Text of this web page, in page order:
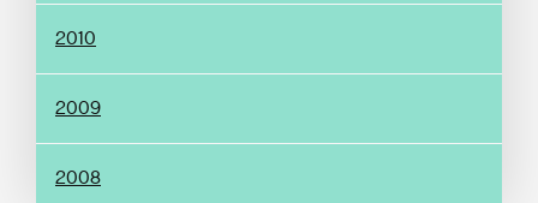
2010
2009
2008